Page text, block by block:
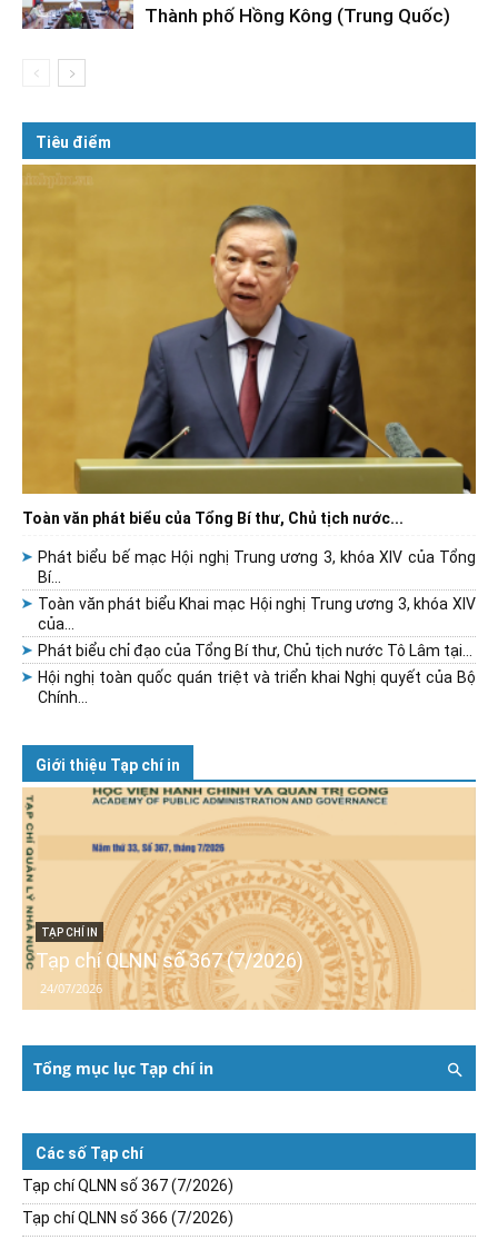
Thành phố Hồng Kông (Trung Quốc)
Tiêu điểm
Toàn văn phát biểu của Tổng Bí thư, Chủ tịch nước...
Phát biểu bế mạc Hội nghị Trung ương 3, khóa XIV của Tổng
Bí...
Toàn văn phát biểu Khai mạc Hội nghị Trung ương 3, khóa XIV
của...
Phát biểu chỉ đạo của Tổng Bí thư, Chủ tịch nước Tô Lâm tại...
Hội nghị toàn quốc quán triệt và triển khai Nghị quyết của Bộ
Chính...
Giới thiệu Tạp chí in
TẠP CHÍ IN
Tạp chí QLNN số 367 (7/2026)
24/07/2026
Tổng mục lục Tạp chí in
Các số Tạp chí
Tạp chí QLNN số 367 (7/2026)
Tạp chí QLNN số 366 (7/2026)